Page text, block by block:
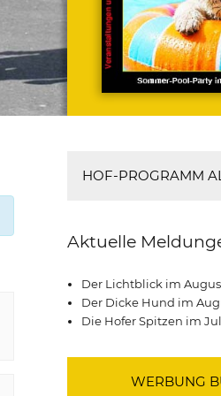
HOF-PROGRAMM
Aktuelle
Der Lichtblick im
Der Dicke Hund im
Die Hofer Spitzen im
WERBUNG